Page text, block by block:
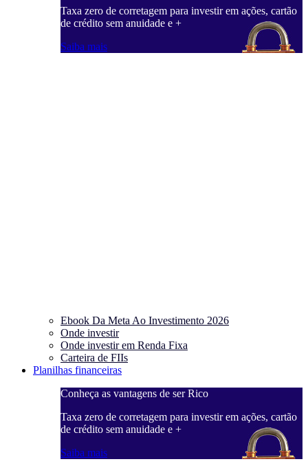
Taxa zero de corretagem para investir em ações, cartão
de crédito sem anuidade e +
Saiba mais
Ebook Da Meta Ao Investimento 2026
Onde investir
Onde investir em Renda Fixa
Carteira de FIIs
Planilhas financeiras
Conheça as vantagens de ser Rico
Taxa zero de corretagem para investir em ações, cartão
de crédito sem anuidade e +
Saiba mais